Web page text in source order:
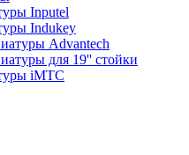
Inputel
Indukey
Advantech
для 19'' стойки
iMTC